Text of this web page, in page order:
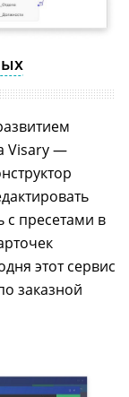
Visary —
с пресетами в
этот сервис
заказной